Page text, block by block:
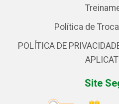
Política de
POLÍTICA DE
Site